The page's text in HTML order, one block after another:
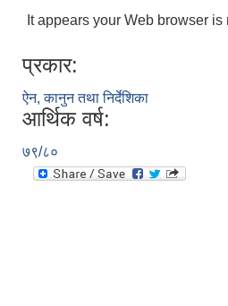
It appears your Web browser
प्रकार:
ऐन, कानुन तथा निर्देशिका
आर्थिक वर्ष:
७९/८०